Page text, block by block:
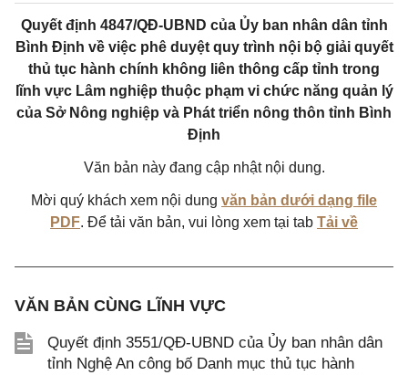
Quyết định 4847/QĐ-UBND của Ủy ban nhân dân tỉnh
Bình Định về việc phê duyệt quy trình nội bộ giải quyết
thủ tục hành chính không liên thông cấp tỉnh trong
lĩnh vực Lâm nghiệp thuộc phạm vi chức năng quản lý
của Sở Nông nghiệp và Phát triển nông thôn tỉnh Bình
Định
Văn bản này đang cập nhật nội dung.
Mời quý khách xem nội dung văn bản dưới dạng file
PDF. Để tải văn bản, vui lòng xem tại tab Tải về
VĂN BẢN CÙNG LĨNH VỰC
Quyết định 3551/QĐ-UBND của Ủy ban nhân dân
tỉnh Nghệ An công bố Danh mục thủ tục hành